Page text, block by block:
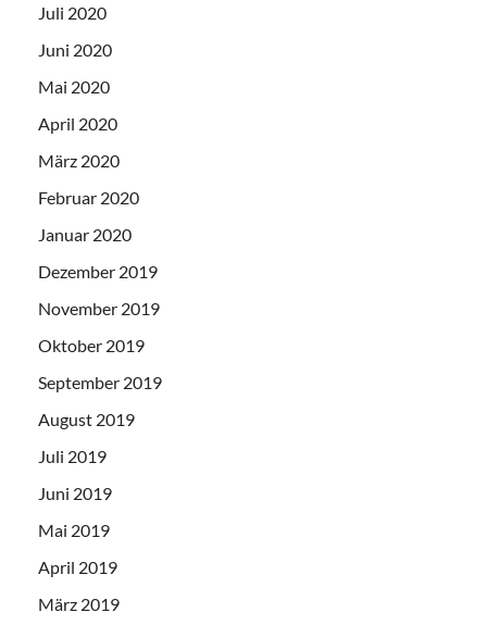
Juli 2020
Juni 2020
Mai 2020
April 2020
März 2020
Februar 2020
Januar 2020
Dezember 2019
November 2019
Oktober 2019
September 2019
August 2019
Juli 2019
Juni 2019
Mai 2019
April 2019
März 2019